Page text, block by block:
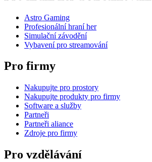
Astro Gaming
Profesionální hraní her
Simulační závodění
Vybavení pro streamování
Pro firmy
Nakupujte pro prostory
Nakupujte produkty pro firmy
Software a služby
Partneři
Partneři aliance
Zdroje pro firmy
Pro vzdělávání